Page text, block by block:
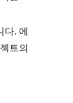
다. 에
트의